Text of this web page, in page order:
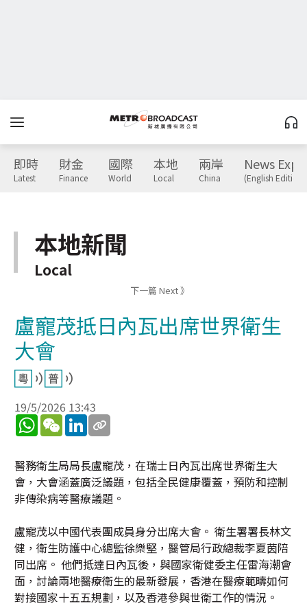
即時
Latest
財金
Finance
國際
World
本地
Local
兩岸
China
News
(English Edition)
本地新聞
Local
下一篇 Next 》
盧寵茂抵日內瓦出席世界衛生
大會
19/5/2026 13:43
WhatsApp
WeChatLinkedIn
醫務衛生局局長盧寵茂，在瑞士日內瓦出席世界衛生大
會，大會涵蓋廣泛議題，包括全民健康覆蓋，預防和控制
非傳染病等醫療議題。
盧寵茂以中國代表團成員身分出席大會。 衛生署署長林文
健，衛生防護中心總監徐樂堅，醫管局行政總裁李夏茵陪
同出席。 他們抵達日內瓦後，與國家衛健委主任雷海潮會
面，討論兩地醫療衛生的最新發展，香港在醫療範疇如何
對接國家十五五規劃，以及香港參與世衛工作的情況。